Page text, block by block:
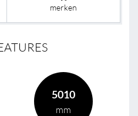
merken
5010
mm